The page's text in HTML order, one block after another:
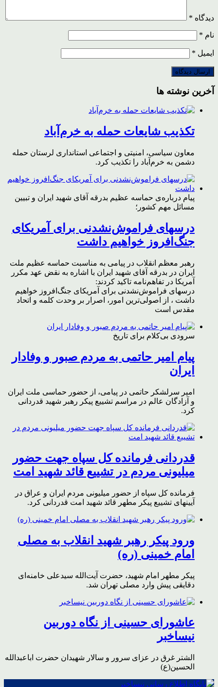
دیدگاه *
نام *
ایمیل *
آخرین نوشته ها
تکذیب شایعات حمله به خرم‌آباد
معاون سیاسی، امنیتی و اجتماعی استانداری لرستان حمله
دشمن به خرم‌آباد را تکذیب کرد.
پیام درباره‌ی حماسه عظیم بدرقه آقای شهید ایران و تبیین
مسائل مهم کشور؛
درسهای فراموش‌نشدنی برای آمریکای
جنگ‌افروز خواهیم داشت
رهبر معظم انقلاب در پیامی به مناسبت حماسه عظیم ملت
ایران در بدرقه آقای شهید ایران با اشاره به نقض عهد مکرر
آمریکا در تفاهم‌نامه تاکید کردند:
درسهای فراموش‌نشدنی برای آمریکای جنگ‌افروز خواهیم
داشت ، از اصولی‌ترین امور، اصرار بر وحدت کلمه و اتحاد
مقدس است
سرودی بی‌کلام برای تاریخ
پیام امیر حاتمی به مردم صبور و وفادار
ایران
امیر سرلشکر حاتمی در پیامی، از حضور حماسی ملت ایران
و آزادگان عالم در مراسم تشییع پیکر رهبر شهید قدردانی
کرد.
قدردانی فرمانده کل سپاه جهت حضور
میلیونی مردم در تشییع قائد شهید امت
فرمانده کل سپاه از حضور میلیونی مردم ایران و عراق در
آیینهای تشییع پیکر مطهر قائد شهید امت قدردانی کرد.
ورود پیکر رهبر شهید انقلاب به مصلی
امام خمینی (ره)
پیکر مطهر امام شهید،‌ حضرت آیت‌الله سیدعلی خامنه‌ای
دقایقی پیش وارد مصلی تهران شد.
عاشورای حسینی از نگاه دوربین
نیساخبر
الشتر غرق در عزای سرور و سالار شهیدان حضرت اباعبدالله
الحسین(ع)